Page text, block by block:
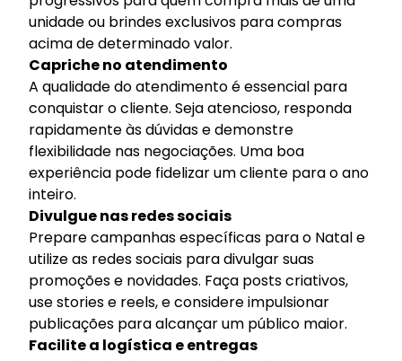
unidade ou brindes exclusivos para compras
acima de determinado valor.
Capriche no atendimento
A qualidade do atendimento é essencial para
conquistar o cliente. Seja atencioso, responda
rapidamente às dúvidas e demonstre
flexibilidade nas negociações. Uma boa
experiência pode fidelizar um cliente para o ano
inteiro.
Divulgue nas redes sociais
Prepare campanhas específicas para o Natal e
utilize as redes sociais para divulgar suas
promoções e novidades. Faça posts criativos,
use stories e reels, e considere impulsionar
publicações para alcançar um público maior.
Facilite a logística e entregas